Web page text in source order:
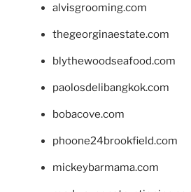
alvisgrooming.com
thegeorginaestate.com
blythewoodseafood.com
paolosdelibangkok.com
bobacove.com
phoone24brookfield.com
mickeybarmama.com